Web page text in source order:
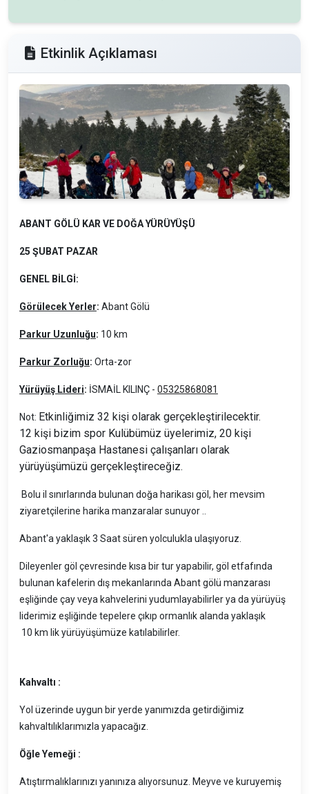
Etkinlik Açıklaması
ABANT GÖLÜ KAR VE DOĞA YÜRÜYÜŞÜ
25 ŞUBAT PAZAR
GENEL BİLGİ:
Görülecek Yerler: Abant Gölü
Parkur Uzunluğu: 10 km
Parkur Zorluğu: Orta-zor
Yürüyüş Lideri: İSMAİL KILINÇ - 05325868081
Not: Etkinliğimiz 32 kişi olarak gerçekleştirilecektir.
12 kişi bizim spor Kulübümüz üyelerimiz, 20 kişi
Gaziosmanpaşa Hastanesi çalışanları olarak
yürüyüşümüzü gerçekleştireceğiz.
Bolu il sınırlarında bulunan doğa harikası göl, her mevsim
ziyaretçilerine harika manzaralar sunuyor ..
Abant'a yaklaşık 3 Saat süren yolculukla ulaşıyoruz.
Dileyenler göl çevresinde kısa bir tur yapabilir, göl etfafında
bulunan kafelerin dış mekanlarında Abant gölü manzarası
eşliğinde çay veya kahvelerini yudumlayabilirler ya da yürüyüş
liderimiz eşliğinde tepelere çıkıp ormanlık alanda yaklaşık
10 km lik yürüyüşümüze katılabilirler.
Kahvaltı :
Yol üzerinde uygun bir yerde yanımızda getirdiğimiz
kahvaltılıklarımızla yapacağız.
Öğle Yemeği :
Atıştırmalıklarınızı yanınıza alıyorsunuz. Meyve ve kuruyemiş